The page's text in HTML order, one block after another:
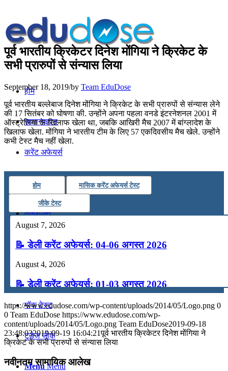
होम
सामान्यज्ञान
करेंट अफेयर्स
गणित
तर्कशक्ति
कंप्यूटर
मॉक टेस्ट
टुडेज जीके
Menu Menu
पूर्व भारतीय क्रिकेटर दिनेश मोंगिया ने क्रिकेट के
सभी प्रारुपों से संन्यास लिया
September 18, 2019/by Team EduDose
पूर्व भारतीय बल्लेबाज दिनेश मोंगिया ने क्रिकेट के सभी प्रारुपों से संन्यास लेने
की 17 सितंबर को घोषणा की. उन्होंने अपना पहला वनडे इंटरनेशनल 2001 में
ऑस्ट्रेलिया के खिलाफ खेला था, जबकि आखिरी मैच 2007 में बांग्लादेश के
खिलाफ खेला. मोंगिया ने भारतीय टीम के लिए 57 एकदिवसीय मैच खेले. उन्होंने
कभी टेस्ट मैच नहीं खेला.
होम मासिक करेंट अफेयर्स टेस्ट
जीके टेस्ट
August 7, 2026
📝 डेली करेंट अफेयर्स: 04-06 अगस्त 2026
August 4, 2026
📝 डेली करेंट अफेयर्स: 01-03 अगस्त 2026
July 31, 2026
📝 डेली करेंट अफेयर्स: 28-31 जुलाई 2026
July 28, 2026
📝 डेली करेंट अफेयर्स: 25-27 जुलाई 2026
https://www.edudose.com/wp-content/uploads/2014/05/Logo.png 0
0 Team EduDose https://www.edudose.com/wp-
content/uploads/2014/05/Logo.png Team EduDose2019-09-18
23:48:032019-09-19 16:04:21पूर्व भारतीय क्रिकेटर दिनेश मोंगिया ने
क्रिकेट के सभी प्रारुपों से संन्यास लिया
नवीनतम सामायिक आलेख